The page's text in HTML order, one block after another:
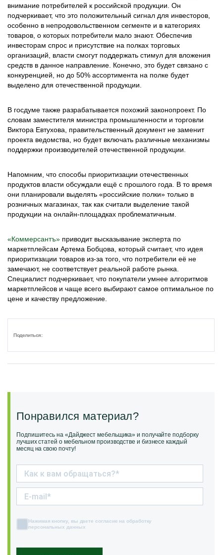
внимание потребителей к российской продукции. Он
подчеркивает, что это положительный сигнал для инвесторов,
особенно в непродовольственном сегменте и в категориях
товаров, о которых потребители мало знают. Обеспечив
инвесторам спрос и присутствие на полках торговых
организаций, власти смогут поддержать стимул для вложения
средств в данное направление. Конечно, это будет связано с
конкуренцией, но до 50% ассортимента на полке будет
выделено для отечественной продукции.
В госдуме также разрабатывается похожий законопроект. По
словам заместителя министра промышленности и торговли
Виктора Евтухова, правительственный документ не заменит
проекта ведомства, но будет включать различные механизмы
поддержки производителей отечественной продукции.
Напомним, что способы приоритизации отечественных
продуктов власти обсуждали ещё с прошлого года. В то время
они планировали выделять «российские полки» только в
розничных магазинах, так как считали выделение такой
продукции на онлайн-площадках проблематичным.
«Коммерсантъ» приводит высказывание эксперта по
маркетплейсам Артема Бобцова, который считает, что идея
приоритизации товаров из-за того, что потребители её не
замечают, не соответствует реальной работе рынка.
Специалист подчеркивает, что покупатели умнее алгоритмов
маркетплейсов и чаще всего выбирают самое оптимальное по
цене и качеству предложение.
Поделиться:
Понравился материал?
Подпишитесь на «Дайджест мебельщика» и получайте подборку
лучших статей о мебельном производстве и бизнесе каждый
месяц на свою почту!
Нажимая кнопку, вы даете согласие на обработку
персональных данных